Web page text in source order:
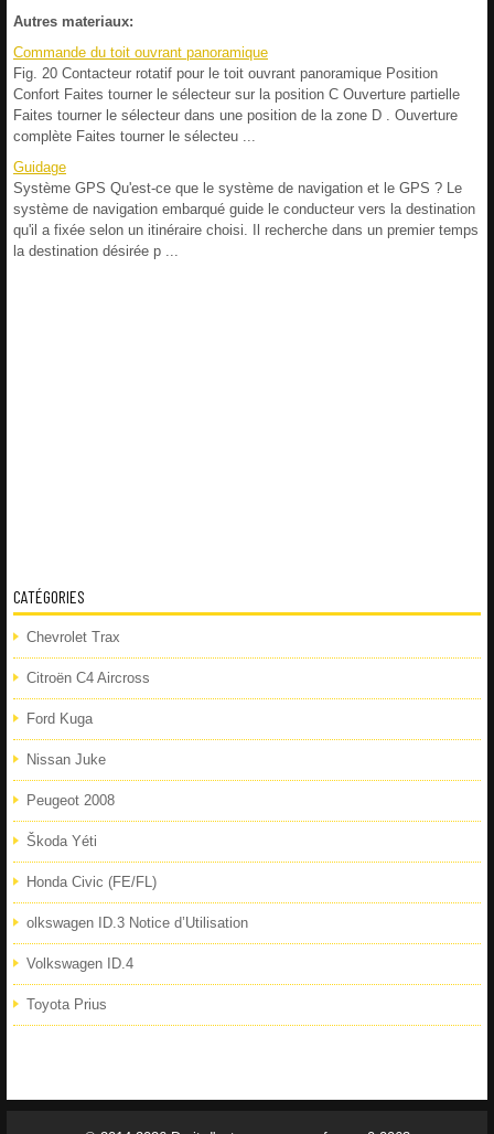
Autres materiaux:
Commande du toit ouvrant panoramique
Fig. 20 Contacteur rotatif pour le toit ouvrant panoramique Position
Confort Faites tourner le sélecteur sur la position C Ouverture partielle
Faites tourner le sélecteur dans une position de la zone D . Ouverture
complète Faites tourner le sélecteu ...
Guidage
Système GPS Qu'est-ce que le système de navigation et le GPS ? Le
système de navigation embarqué guide le conducteur vers la destination
qu'il a fixée selon un itinéraire choisi. Il recherche dans un premier temps
la destination désirée p ...
CATÉGORIES
Chevrolet Trax
Citroën C4 Aircross
Ford Kuga
Nissan Juke
Peugeot 2008
Škoda Yéti
Honda Civic (FE/FL)
olkswagen ID.3 Notice d’Utilisation
Volkswagen ID.4
Toyota Prius